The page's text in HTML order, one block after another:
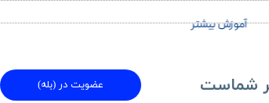
آموزش بیشتر
شماست​​​​​​​
عضویت در (بله)